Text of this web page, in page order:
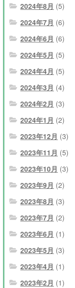
2024年8月 (5)
2024年7月 (6)
2024年6月 (6)
2024年5月 (5)
2024年4月 (5)
2024年3月 (4)
2024年2月 (3)
2024年1月 (2)
2023年12月 (3)
2023年11月 (5)
2023年10月 (3)
2023年9月 (2)
2023年8月 (3)
2023年7月 (2)
2023年6月 (1)
2023年5月 (3)
2023年4月 (1)
2023年2月 (1)